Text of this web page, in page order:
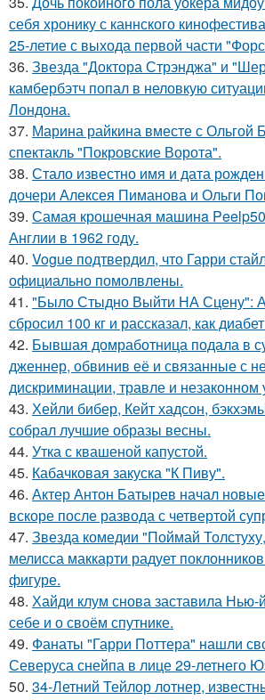
себя хронику с каннского
25-летие с выхода первой части
36. Звезда "Доктора Стрэнджа" и
камбербэтч попал в неловкую
Лондона.
37. Марина райкина вместе с Ольгой
спектакль "Покровские Ворота".
38. Стало известно имя и дата
дочери Алексея Пиманова и Ольги
39. Самая крошечная машинa
Англии в 1962 году.
40. Vogue подтвердил, что Гарри
официально помолвлены.
41. "Было Стыдно Выйти НА Сцену":
сбросил 100 кг и рассказал, как
42. Бывшая домработница подала в
дженнер, обвинив её и связанные с
дискриминации, травле и незаконном
43. Хейли бибер, Кейт хадсон,
собрал лучшие образы весны.
44. Утка с квашеной капустой.
45. Кабачковая закуска "К Пиву".
46. Актер Антон Батырев начал
вскоре после развода с четвертой
47. Звезда комедии "Поймай
мелисса маккарти радует
фигуре.
48. Хайди клум снова заставила Нью-
себе и о своём спутнике.
49. Фанаты "Гарри Поттера" нашли
Северуса снейпа в лице 29-летнего
50. 34-Летний Тейлор лотнер,